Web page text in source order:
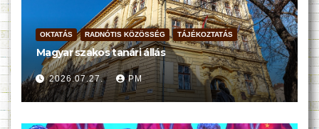
OKTATÁS RADNÓTIS KÖZÖSSÉG TÁJÉKOZTATÁS
Magyar szakos tanári állás
2026.07.27. PM